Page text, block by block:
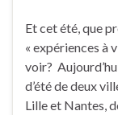
Et cet été, que
« expériences à
voir?
d’été de deux
Lille et Nantes,